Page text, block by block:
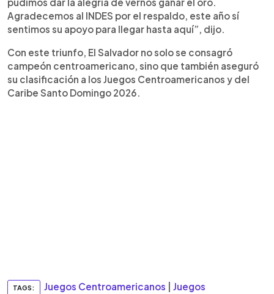
Agradecemos al INDES por el respaldo, este año sí
sentimos su apoyo para llegar hasta aquí”, dijo.
Con este triunfo, El Salvador no solo se consagró
campeón centroamericano, sino que también aseguró
su clasificación a los Juegos Centroamericanos y del
Caribe Santo Domingo 2026.
TAGS: Juegos Centroamericanos
Juegos